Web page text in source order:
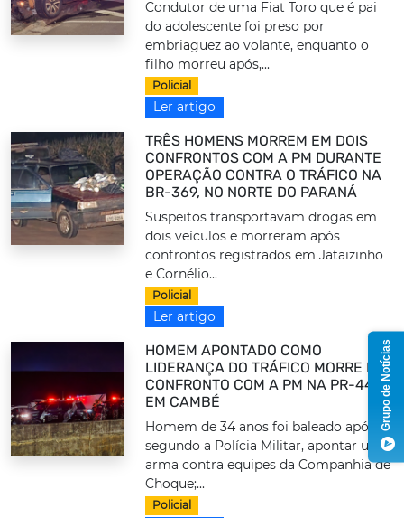
Condutor de uma Fiat Toro que é pai
do adolescente foi preso por
embriaguez ao volante, enquanto o
filho morreu após,...
Policial
Ler artigo
TRÊS HOMENS MORREM EM DOIS
CONFRONTOS COM A PM DURANTE
OPERAÇÃO CONTRA O TRÁFICO NA
BR-369, NO NORTE DO PARANÁ
Suspeitos transportavam drogas em
dois veículos e morreram após
confrontos registrados em Jataizinho
e Cornélio...
Policial
Ler artigo
HOMEM APONTADO COMO
LIDERANÇA DO TRÁFICO MORRE EM
CONFRONTO COM A PM NA PR-445,
EM CAMBÉ
Homem de 34 anos foi baleado após,
segundo a Polícia Militar, apontar uma
arma contra equipes da Companhia de
Choque;...
Policial
Grupo de Notícias